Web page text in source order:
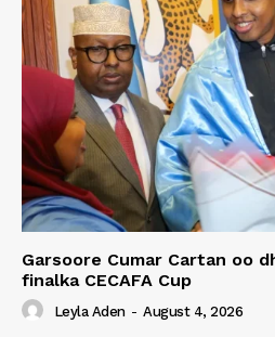
Garsoore Cumar Cartan oo
finalka CECAFA Cup
Leyla Aden - August 4, 2026